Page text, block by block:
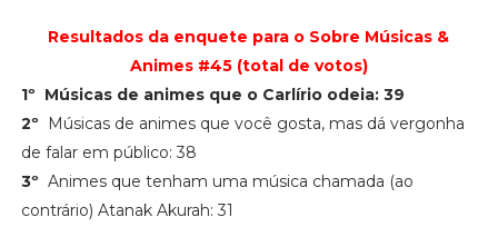
Resultados da enquete para o Sobre Músicas &
Animes #45 (total de votos)
1º Músicas de animes que o Carlírio odeia: 39
2º Músicas de animes que você gosta, mas dá vergonha
de falar em público: 38
3º Animes que tenham uma música chamada (ao
contrário) Atanak Akurah: 31